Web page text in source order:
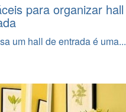
para organizar hall
um hall de entrada é uma...